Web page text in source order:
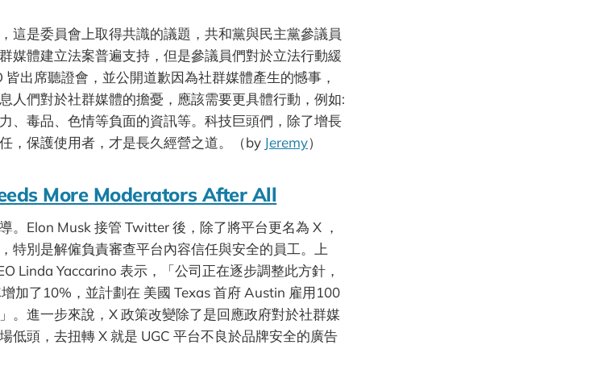
這是委員會上取得共識的議題，共和黨與民主黨參議員
媒體建立法案普遍支持，但是參議員們對於立法行動緩
出席聽證會，並公開道歉因為社群媒體產生的憾事，
人們對於社群媒體的擔憂，應該需要更具體行動，例如:
、毒品、色情等負面的資訊等。科技巨頭們，除了增長
，保護使用者，才是長久經營之道。（by Jeremy）
More Moderators After All
。Elon Musk 接管 Twitter 後，除了將平台更名為 X ，
特別是解僱負責審查平台內容信任與安全的員工。上
Linda Yaccarino 表示，「公司正在逐步調整此方針，
加了10%，並計劃在 美國 Texas 首府 Austin 雇用100
。進一步來說，X 政策改變除了是回應政府對於社群媒
低頭，去扭轉 X 就是 UGC 平台不良於品牌安全的廣告